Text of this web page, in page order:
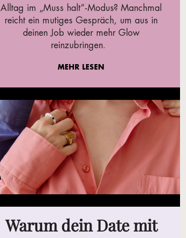
Alltag im „Muss halt“-Modus? Manchmal
reicht ein mutiges Gespräch, um aus in
deinen Job wieder mehr Glow
reinzubringen.
MEHR LESEN
Warum dein Date mit